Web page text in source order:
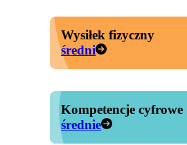
Wysiłek fizyczny
średni
Kompetencje cyfrowe
średnie